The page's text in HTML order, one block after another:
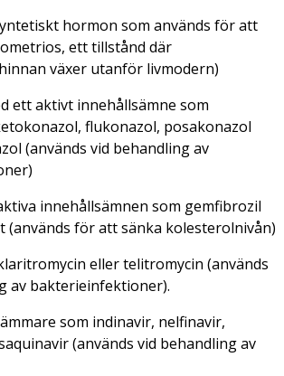
hormon som används för att
ett tillstånd där
växer utanför livmodern)
ett aktivt innehållsämne som
flukonazol, posakonazol
(används vid behandling av
innehållsämnen som gemfibrozil
(används för att sänka kolesterolnivån)
eller telitromycin (används
av bakterieinfektioner).
som indinavir, nelfinavir,
(används vid behandling av